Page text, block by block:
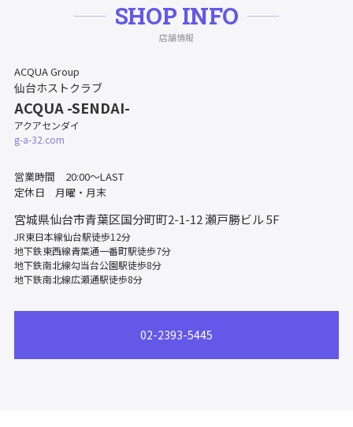
SHOP INFO
店舗情報
ACQUA Group
仙台ホストクラブ
ACQUA -SENDAI-
アクアセンダイ
g-a-32.com
営業時間 20:00～LAST
定休日 月曜・月末
宮城県仙台市青葉区国分町町2-1-12瀬戸勝ビル 5F
JR東日本線仙台駅徒歩12分
地下鉄東西線青葉通一番町駅徒歩7分
地下鉄南北線勾当台公園駅徒歩8分
地下鉄南北線広瀬通駅徒歩8分
02-2393-5445